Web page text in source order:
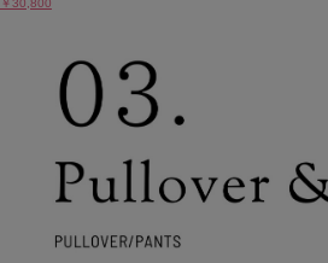
￥30,800